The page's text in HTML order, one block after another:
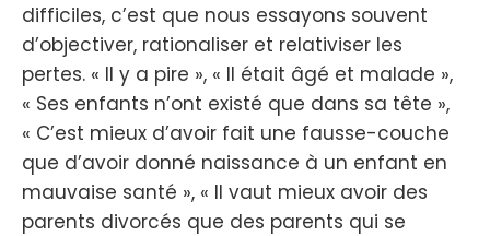
difficiles, c’est que nous essayons souvent
d’objectiver, rationaliser et relativiser les
pertes. « Il y a pire », « Il était âgé et malade »,
« Ses enfants n’ont existé que dans sa tête »,
« C’est mieux d’avoir fait une fausse-couche
que d’avoir donné naissance à un enfant en
mauvaise santé », « Il vaut mieux avoir des
parents divorcés que des parents qui se